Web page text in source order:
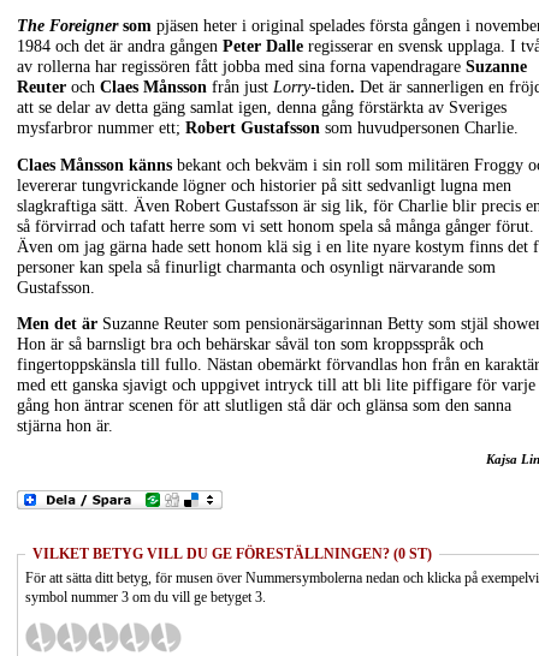
The Foreignersom pjäsen heter i original spelades första gången i
1984 och det är andra gången Peter Dalle regisserar en svensk upplaga. I
av rollerna har regissören fått jobba med sina forna vapendragare Suzanne
Reuter och Claes Månsson från just Lorry-tiden. Det är sannerligen en
att se delar av detta gäng samlat igen, denna gång förstärkta av Sveriges
mysfarbror nummer ett; Robert Gustafsson som huvudpersonen Charlie.
Claes Månsson känns bekant och bekväm i sin roll som militären Froggy
levererar tungvrickande lögner och historier på sitt sedvanligt lugna men
slagkraftiga sätt. Även Robert Gustafsson är sig lik, för Charlie blir precis
så förvirrad och tafatt herre som vi sett honom spela så många gånger förut.
Även om jag gärna hade sett honom klä sig i en lite nyare kostym finns det
personer kan spela så finurligt charmanta och osynligt närvarande som
Gustafsson.
Men det är Suzanne Reuter som pensionärsägarinnan Betty som stjäl
Hon är så barnsligt bra och behärskar såväl ton som kroppsspråk och
fingertoppskänsla till fullo. Nästan obemärkt förvandlas hon från en karaktär
med ett ganska sjavigt och uppgivet intryck till att bli lite piffigare för varje
gång hon äntrar scenen för att slutligen stå där och glänsa som den sanna
stjärna hon är.
Kajsa
VILKET BETYG VILL DU GE FÖRESTÄLLNINGEN? (0 ST)
För att sätta ditt betyg, för musen över Nummersymbolerna nedan och klicka på
symbol nummer 3 om du vill ge betyget 3.